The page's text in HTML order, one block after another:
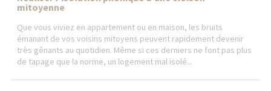
mitoyenne
Que vous viviez en appartement ou en maison, les bruits
émanant de vos voisins mitoyens peuvent rapidement devenir
très gênants au quotidien. Même si ces derniers ne font pas plus
de tapage que la norme, un logement mal isolé...